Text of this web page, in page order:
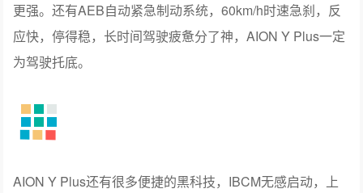
更强。还有AEB自动紧急制动系统，60km/h时速急刹，反
应快，停得稳，长时间驾驶疲惫分了神，AION Y Plus一定
为驾驶托底。
AION Y Plus还有很多便捷的黑科技，IBCM无感启动，上